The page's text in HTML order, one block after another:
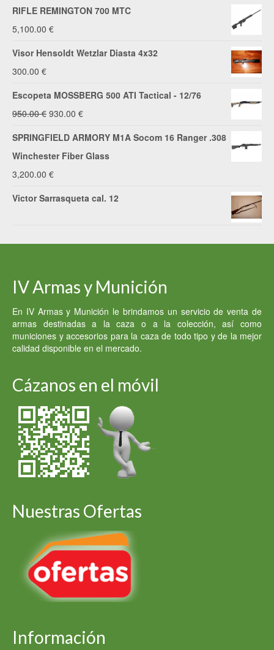
RIFLE REMINGTON 700 MTC
5,100.00 €
Visor Hensoldt Wetzlar Diasta 4x32
300.00 €
Escopeta MOSSBERG 500 ATI Tactical - 12/76
950.00€ El
precio
original
930.00 €El
precio
actual
SPRINGFIELD ARMORY M1A Socom 16 Ranger .308
Winchester Fiber Glass
3,200.00 €
Victor Sarrasqueta cal. 12
IV Armas y Munición
En IV Armas y Munición le brindamos un servicio de venta de
armas destinadas a la caza o a la colección, así como
municiones y accesorios para la caza de todo tipo y de la mejor
calidad disponible en el mercado.
Cázanos en el móvil
Nuestras Ofertas
Información